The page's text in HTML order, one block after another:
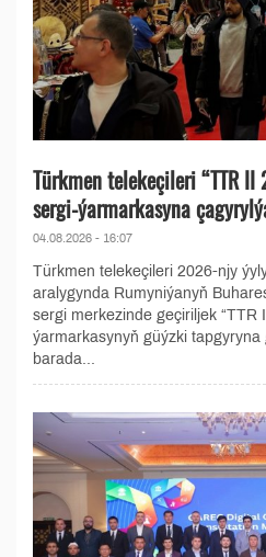
Türkmen telekeçileri “TTR
sergi-ýarmarkasyna
04.08.2026 - 16:07
Türkmen telekeçileri 2026-njy
aralygynda Rumyniýanyň
sergi merkezinde geçiriljek “TTR
ýarmarkasynyň güýzki
barada...